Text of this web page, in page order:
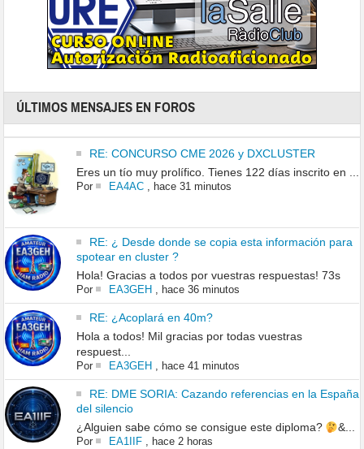
ÚLTIMOS MENSAJES EN FOROS
RE: CONCURSO CME 2026 y DXCLUSTER
Eres un tío muy prolífico. Tienes 122 días inscrito en ...
Por EA4AC, hace 31 minutos
RE: ¿ Desde donde se copia esta información para
spotear en cluster ?
Hola! Gracias a todos por vuestras respuestas! 73s
Por EA3GEH , hace 36 minutos
RE: ¿Acoplará en 40m?
Hola a todos! Mil gracias por todas vuestras
respuest...
Por EA3GEH , hace 41 minutos
RE: DME SORIA: Cazando referencias en la España
del silencio
¿Alguien sabe cómo se consigue este diploma?
&...
Por EA1IIF, hace 2 horas